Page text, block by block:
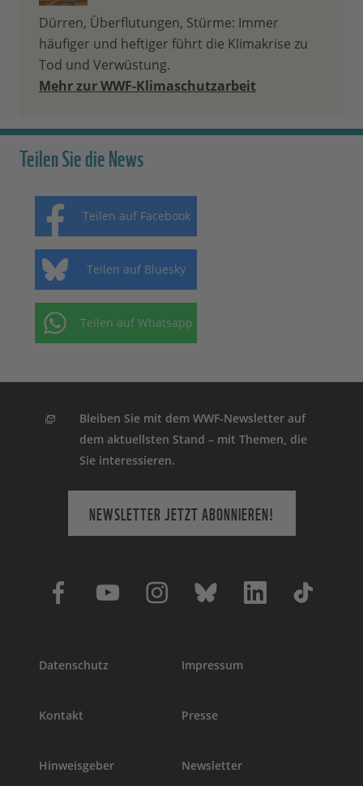
Dürren, Überflutungen, Stürme: Immer
häufiger und heftiger führt die Klimakrise zu
Tod und Verwüstung.
Mehr zur WWF-Klimaschutzarbeit
Teilen Sie die News
Teilen auf Facebook
Teilen auf Bluesky
Teilen auf Whatsapp
Bleiben Sie mit dem WWF-Newsletter auf
dem aktuellsten Stand – mit Themen, die
Sie interessieren.
NEWSLETTER JETZT ABONNIEREN!
Datenschutz Impressum
Kontakt Presse
Hinweisgeber Newsletter